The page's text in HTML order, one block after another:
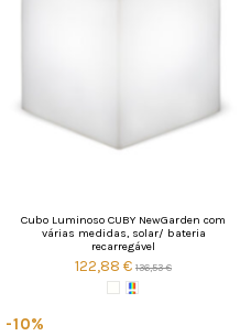
Cubo Luminoso CUBY NewGarden com
várias medidas, solar/ bateria
recarregável
122,88 € 136,53 €
-10%